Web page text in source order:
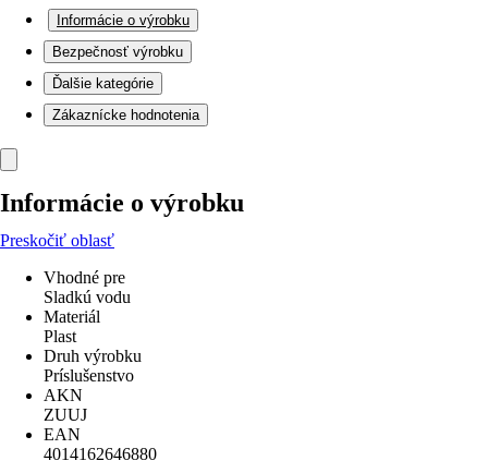
Informácie o výrobku
Bezpečnosť výrobku
Ďalšie kategórie
Zákaznícke hodnotenia
Informácie o výrobku
Preskočiť oblasť
Vhodné pre
Sladkú vodu
Materiál
Plast
Druh výrobku
Príslušenstvo
AKN
ZUUJ
EAN
4014162646880